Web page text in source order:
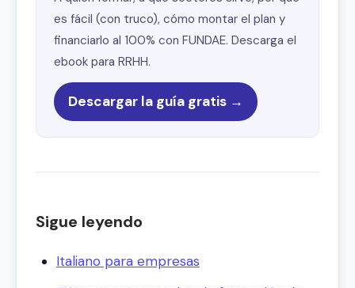
es fácil (con truco), cómo montar el plan y
financiarlo al 100% con FUNDAE. Descarga el
ebook para RRHH.
Descargar la guía gratis →
Sigue leyendo
Italiano para empresas